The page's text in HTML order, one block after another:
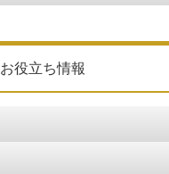
お役立ち情報